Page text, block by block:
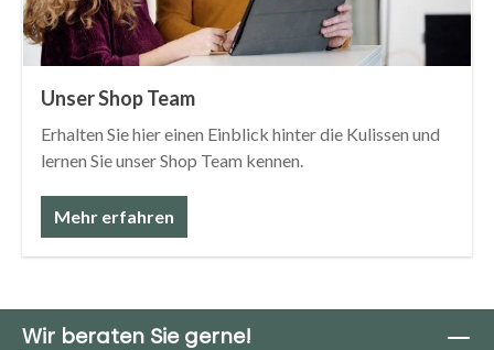
Unser Shop Team
Erhalten Sie hier einen Einblick hinter die Kulissen und
lernen Sie unser Shop Team kennen.
Mehr erfahren
Wir beraten Sie gerne!